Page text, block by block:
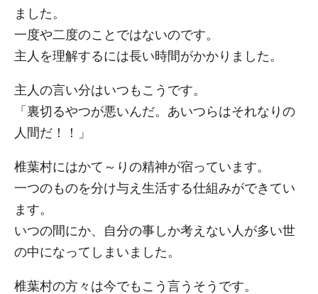
ました。
一度や二度のことではないのです。
主人を理解するには長い時間がかかりました。
主人の言い分はいつもこうです。
「裏切るやつが悪いんだ。あいつらはそれなりの
人間だ！！」
椎葉村にはかて～りの精神が宿っています。
一つのものを分け与え生活する仕組みができてい
ます。
いつの間にか、自分の事しか考えない人が多い世
の中になってしまいました。
椎葉村の方々は今でもこう言うそうです。